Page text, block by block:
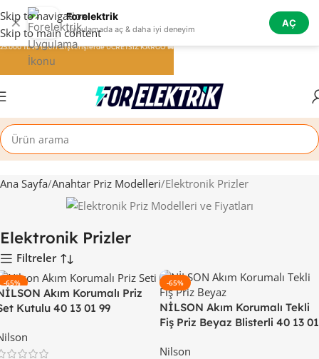
✕ Forelektrik
Uygulamada aç & daha iyi deneyim
AÇ
Skip to navigation
Skip to main content
Ana Sayfa Anahtar Priz Modelleri Elektronik Prizler
Elektronik Prizler
Filtreler
-65%
Akım Korumalı Priz
Kutulu 40 13 01 99
-65%
NİLSON Akım Korumalı Tekli
Fiş Priz Beyaz Blisterli 40 13 01
Nilson
25.000 TL ve üzeri alışverişlerde ÜCRETSİZ KARGO 🚚